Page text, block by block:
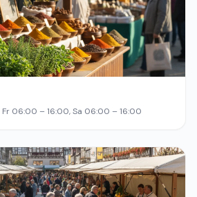
Fr 06:00 – 16:00, Sa 06:00 – 16:00